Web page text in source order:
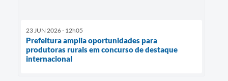
23 JUN 2026 - 12h05
Prefeitura amplia oportunidades para
produtoras rurais em concurso de destaque
internacional